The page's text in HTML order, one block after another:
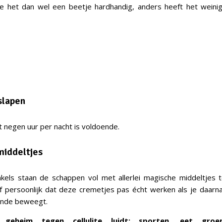
het dan wel een beetje hardhandig, anders heeft het
negen uur per nacht is voldoende.
staan de schappen vol met allerlei magische middeltjes
persoonlijk dat deze cremetjes pas écht werken als je
beweegt.